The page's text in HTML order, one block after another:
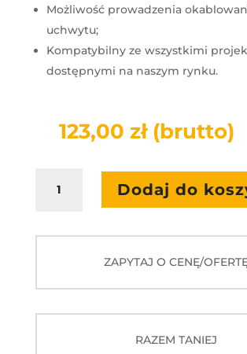
Możliwość prowadzenia
uchwytu;
Kompatybilny ze wszystkimi
dostępnymi na naszym rynku.
123,00 zł (brutto)
Uchwyt
Dodaj do
ZAPYTAJ O CENĘ/
RAZEM TANIEJ